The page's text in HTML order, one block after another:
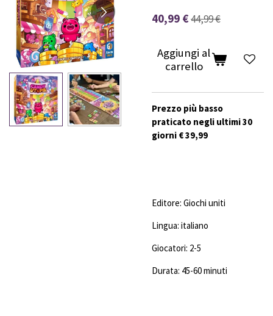
40,99 €44,99 €
Aggiungi al
carrello
Prezzo più basso
praticato negli ultimi 30
giorni € 39,99
Editore: Giochi uniti
Lingua: italiano
Giocatori: 2-5
Durata: 45-60 minuti